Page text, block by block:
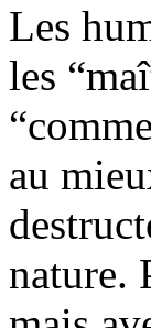
Les
les
au
nature.